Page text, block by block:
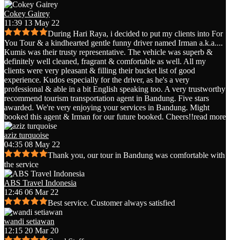
Cokey Gairey
11:39 13 May 22
During Hari Raya, i decided to put my clients into For
You Tour & a kindhearted gentle funny driver named Irman a.k.a....
Kumis was their trusty representative. The vehicle was superb &
definitely well cleaned, fragrant & comfortable as well. All my
clients were very pleasant & filling their bucket list of good
experience. Kudos especially for the driver, as he's a very
professional & able in a bit English speaking too. A very trustworthy
recommend tourism transportation agent in Bandung. Five stars
awarded. We're very enjoying your services in Bandung. Might
booked this agent & Irman for our future booked. Cheers!!read more
aziz turquoise
04:35 08 May 22
Thank you, our tour in Bandung was comfortable with
the service
ABS Travel Indonesia
12:46 06 Mar 22
Best service. Customer always satisfied
wandi setiawan
12:15 20 Mar 20